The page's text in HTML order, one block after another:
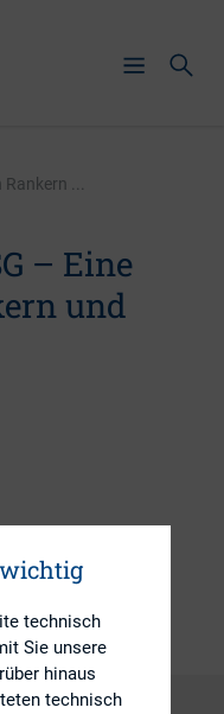
...
– Eine
und
Governance)
technisch
Sie unsere
hinaus
technisch